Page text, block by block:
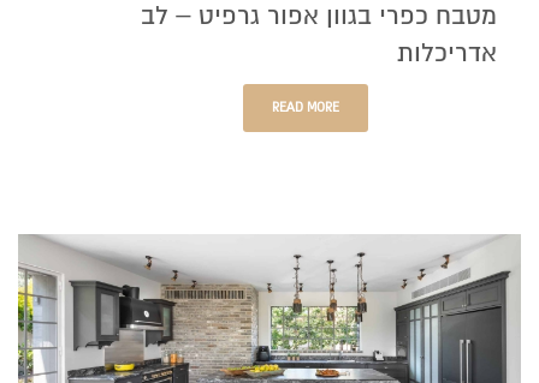
מטבח כפרי בגוון אפור גרפיט – לב
אדריכלות
READ MORE